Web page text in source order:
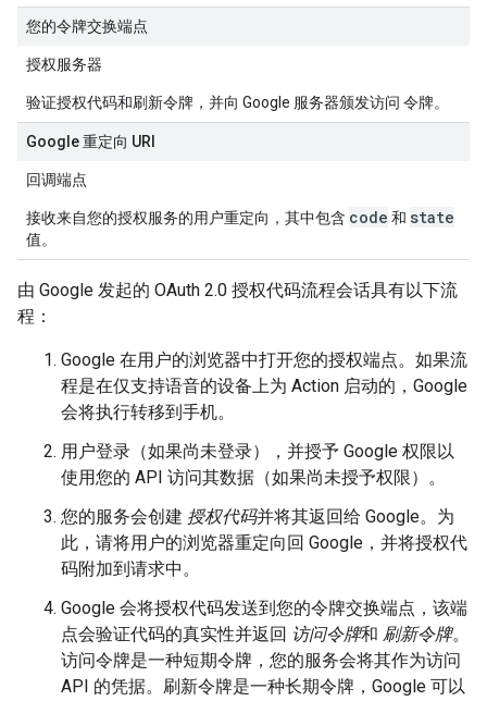
您的令牌交换端点
授权服务器
验证授权代码和刷新令牌，并向 Google 服务器颁发访问 令牌。
Google 重定向 URI
回调端点
接收来自您的授权服务的用户重定向，其中包含 code 和 state
值。
由 Google 发起的 OAuth 2.0 授权代码流程会话具有以下流
程：
Google 在用户的浏览器中打开您的授权端点。如果流
程是在仅支持语音的设备上为 Action 启动的，Google
会将执行转移到手机。
用户登录（如果尚未登录），并授予 Google 权限以
使用您的 API 访问其数据（如果尚未授予权限）。
您的服务会创建 授权代码并将其返回给 Google。为
此，请将用户的浏览器重定向回 Google，并将授权代
码附加到请求中。
Google 会将授权代码发送到您的令牌交换端点，该端
点会验证代码的真实性并返回 访问令牌和 刷新令牌。
访问令牌是一种短期令牌，您的服务会将其作为访问
API 的凭据。刷新令牌是一种长期令牌，Google 可以